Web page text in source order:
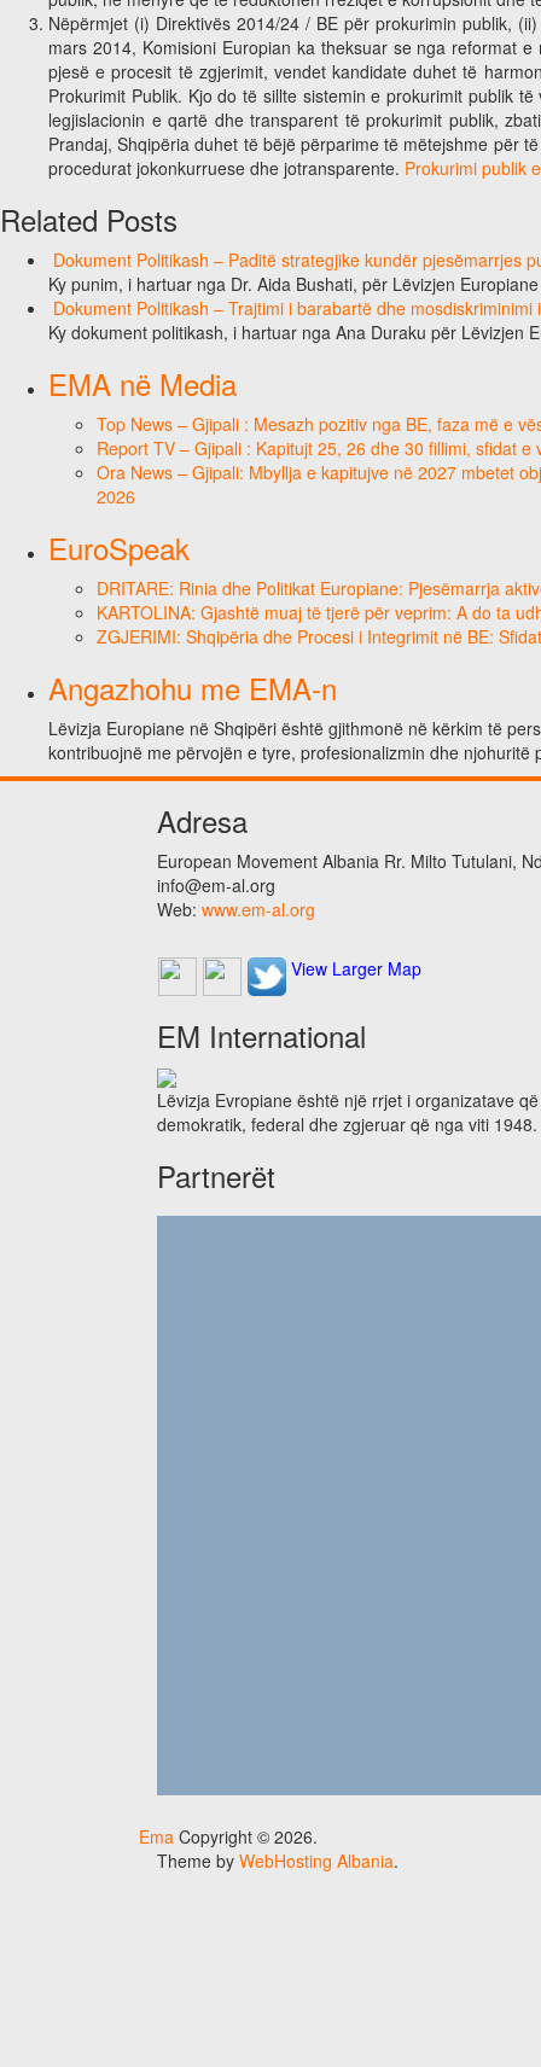
Nëpërmjet (i) Direktivës 2014/24 / BE për prokurimin publik,
mars 2014, Komisioni Europian ka theksuar se nga reformat
pjesë e procesit të zgjerimit, vendet kandidate duhet të
Prokurimit Publik. Kjo do të sillte sistemin e prokurimit publik
legjislacionin e qartë dhe transparent të prokurimit publik,
Prandaj, Shqipëria duhet të bëjë përparime të mëtejshme për
procedurat jokonkurruese dhe jotransparente. Prokurimi publik
Related Posts
Dokument Politikash – Paditë strategjike kundër pjesëmarrjes
Ky punim, i hartuar nga Dr. Aida Bushati, për Lëvizjen
Dokument Politikash – Trajtimi i barabartë dhe
Ky dokument politikash, i hartuar nga Ana Duraku për Lëvizjen
EMA në Media
Top News – Gjipali : Mesazh pozitiv nga BE, faza më e
Report TV – Gjipali : Kapitujt 25, 26 dhe 30 fillimi, sfidat
Ora News – Gjipali: Mbyllja e kapitujve në 2027 mbetet
2026
EuroSpeak
DRITARE: Rinia dhe Politikat Europiane: Pjesëmarrja
KARTOLINA: Gjashtë muaj të tjerë për veprim: A do ta
ZGJERIMI: Shqipëria dhe Procesi i Integrimit në BE:
Angazhohu me EMA-n
Lëvizja Europiane në Shqipëri është gjithmonë në kërkim të
kontribuojnë me përvojën e tyre, profesionalizmin dhe
Adresa
European Movement Albania Rr. Milto Tutulani,
info@em-al.org
Web: www.em-al.org
View Larger Map
EM International
Lëvizja Evropiane është një rrjet i organizatave
demokratik, federal dhe zgjeruar që nga viti 1948.
Partnerët
Ema Copyright © 2026.
Theme by WebHosting Albania.